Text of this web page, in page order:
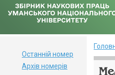
Останній номер
Архів номерів